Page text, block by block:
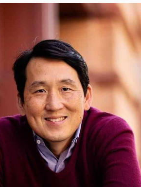
Facebook Twitter Kakaotalk
기사링크 복사하기